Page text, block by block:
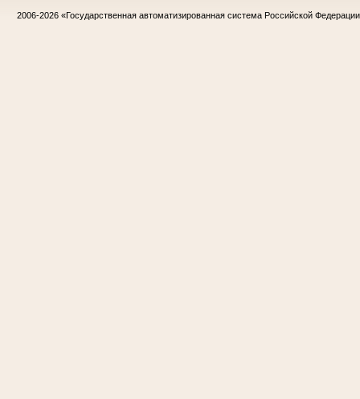
2006-2026 «Государственная автоматизированная система Российской